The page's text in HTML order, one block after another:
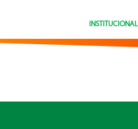
INSTITUCIONAL